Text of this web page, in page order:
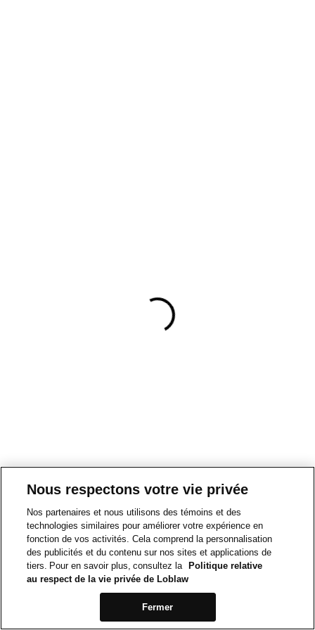
Nous respectons votre vie privée
Nos partenaires et nous utilisons des témoins et des
technologies similaires pour améliorer votre expérience en
fonction de vos activités. Cela comprend la personnalisation
des publicités et du contenu sur nos sites et applications de
tiers. Pour en savoir plus, consultez la
Politique relative
au respect de la vie privée de Loblaw
Fermer